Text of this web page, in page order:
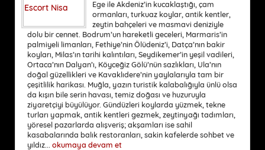
Ege ile Akdeniz’in kucaklaştığı, çam
ormanları, turkuaz koylar, antik kentler,
zeytin bahçeleri ve masmavi deniziyle
dolu bir cennet. Bodrum’un hareketli geceleri, Marmaris’in
palmiyeli limanları, Fethiye’nin Ölüdeniz’i, Datça’nın bakir
koyları, Milas’ın tarihi kalıntıları, Seydikemer’in yeşil vadileri,
Ortaca’nın Dalyan’ı, Köyceğiz Gölü’nün sazlıkları, Ula’nın
doğal güzellikleri ve Kavaklıdere’nin yaylalarıyla tam bir
çeşitlilik harikası. Muğla, yazın turistik kalabalığıyla ünlü olsa
da kışın bile serin havası, temiz doğası ve huzuruyla
ziyaretçiyi büyülüyor. Gündüzleri koylarda yüzmek, tekne
turları yapmak, antik kentleri gezmek, zeytinyağı tadımları,
yöresel pazarlarda alışveriş; akşamları ise sahil
kasabalarında balık restoranları, sakin kafelerde sohbet ve
yıldız... okumaya devam et